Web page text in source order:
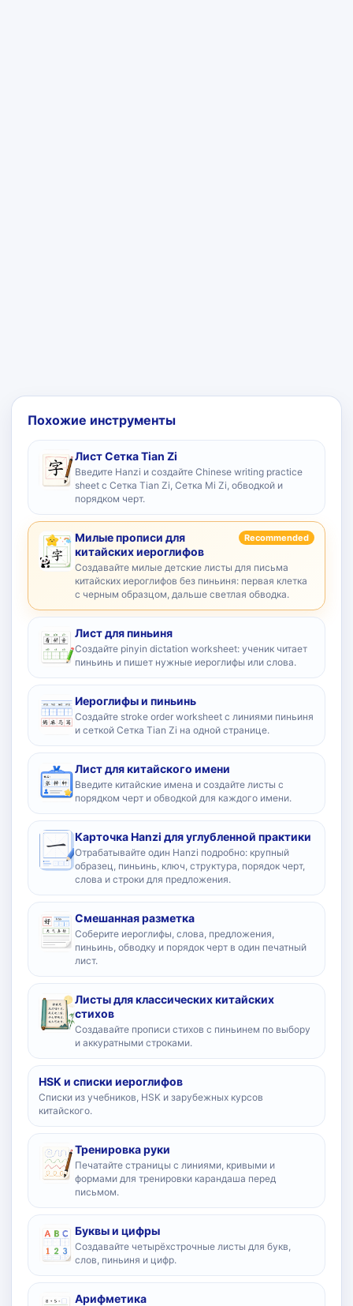
Похожие инструменты
Лист Сетка Tian Zi
Введите Hanzi и создайте Chinese writing practice
sheet с Сетка Tian Zi, Сетка Mi Zi, обводкой и
порядком черт.
Милые прописи для
китайских иероглифов
Recommended
Создавайте милые детские листы для письма
китайских иероглифов без пиньиня: первая клетка
с черным образцом, дальше светлая обводка.
Лист для пиньиня
Создайте pinyin dictation worksheet: ученик читает
пиньинь и пишет нужные иероглифы или слова.
Иероглифы и пиньинь
Создайте stroke order worksheet с линиями пиньиня
и сеткой Сетка Tian Zi на одной странице.
Лист для китайского имени
Введите китайские имена и создайте листы с
порядком черт и обводкой для каждого имени.
Карточка Hanzi для углубленной практики
Отрабатывайте один Hanzi подробно: крупный
образец, пиньинь, ключ, структура, порядок черт,
слова и строки для предложения.
Смешанная разметка
Соберите иероглифы, слова, предложения,
пиньинь, обводку и порядок черт в один печатный
лист.
Листы для классических китайских
стихов
Создавайте прописи стихов с пиньинем по выбору
и аккуратными строками.
HSK и списки иероглифов
Списки из учебников, HSK и зарубежных курсов
китайского.
Тренировка руки
Печатайте страницы с линиями, кривыми и
формами для тренировки карандаша перед
письмом.
Буквы и цифры
Создавайте четырёхстрочные листы для букв,
слов, пиньиня и цифр.
Арифметика